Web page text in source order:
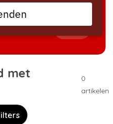
bij mijn
met
0
artikelen